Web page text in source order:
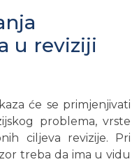
u reviziji
će se primjenjivati
problema, vrste
ciljeva revizije. Pri
treba da ima u vidu